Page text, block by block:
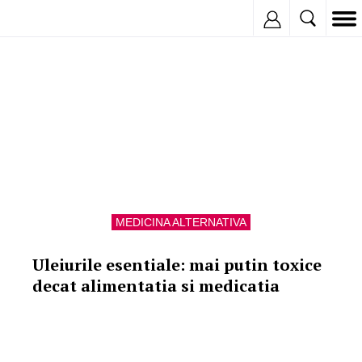
Cum te pot ajuta uleiurile vegetale?
MEDICINA ALTERNATIVA
Uleiurile esentiale: mai putin toxice
decat alimentatia si medicatia